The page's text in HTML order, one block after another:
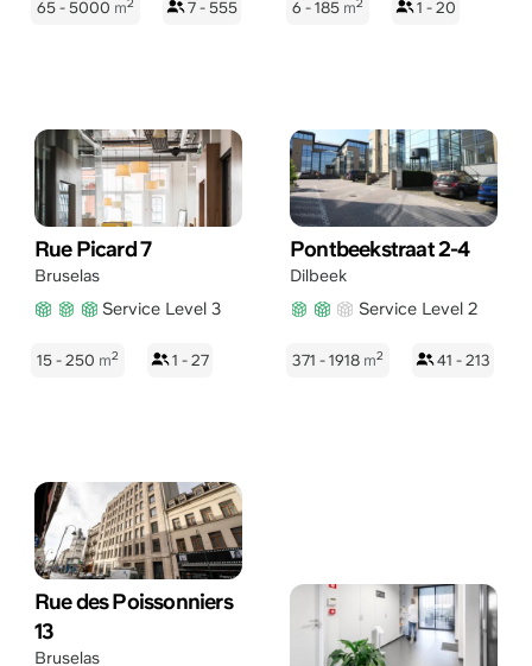
65 - 5000 m2 7 - 555 6 - 185 m2 1 - 20
Rue Picard 7
Bruselas
Service Level 3
15 - 250 m2 1 - 27
Pontbeekstraat 2-4
Dilbeek
Service Level 2
371 - 1918 m2 41 - 213
Rue des Poissonniers
13
Bruselas